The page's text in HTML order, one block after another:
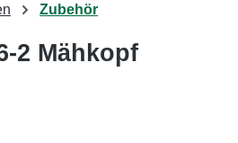
Zubehör
2 Mähkopf